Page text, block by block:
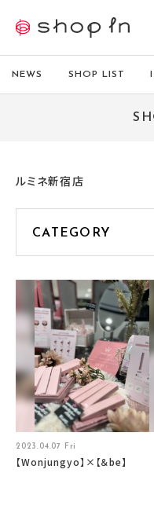
NEWS SHOP LIST
ルミネ新宿店
2023.04.07 Fri
【Wonjungyo】×【＆be】